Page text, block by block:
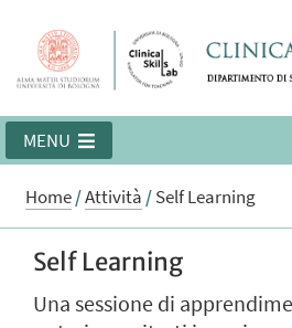
MENU
Home/Attività /Self Learning
Self Learning
Una sessione di